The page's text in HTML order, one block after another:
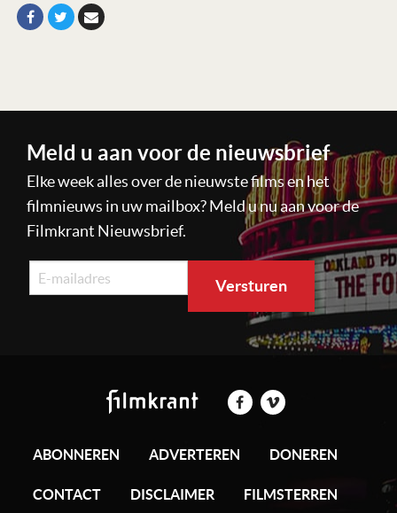
Meld u aan voor de nieuwsbrief
Elke week alles over de nieuwste films en het
filmnieuws in uw mailbox? Meld u nu aan voor de
Filmkrant Nieuwsbrief.
ABONNEREN ADVERTEREN DONEREN
CONTACT DISCLAIMER FILMSTERREN